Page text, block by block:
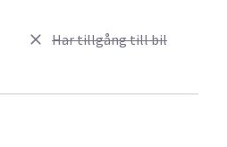
Har tillgång till bil